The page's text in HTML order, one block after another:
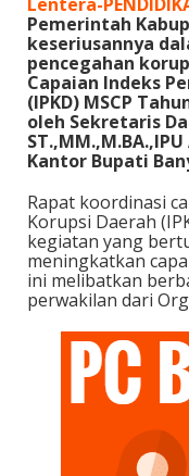
Pemerintah
keseriusannya
pencegahan
Capaian Indeks
(IPKD) MSCP
oleh Sekretaris
Kantor Bupati
Rapat koordinasi
Korupsi Daerah
kegiatan yang
meningkatkan
ini melibatkan
perwakilan dari